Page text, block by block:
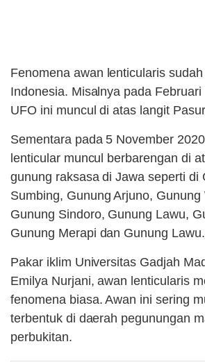
Fenomena awan lenticularis
Indonesia. Misalnya pada
UFO ini muncul di atas langit
Sementara pada 5 November
lenticular muncul berbarengan di
gunung raksasa di Jawa seperti di
Sumbing, Gunung Arjuno, Gunung
Gunung Sindoro, Gunung Lawu,
Gunung Merapi dan Gunung Lawu.
Pakar iklim Universitas Gadjah
Emilya Nurjani, awan lenticularis
fenomena biasa. Awan ini sering
terbentuk di daerah pegunungan
perbukitan.